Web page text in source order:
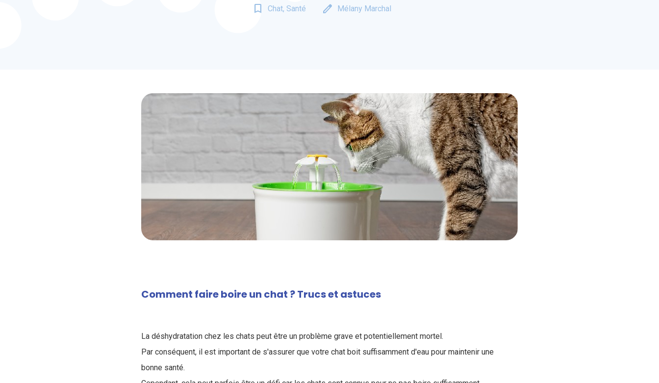
bookmark_border Chat, Santé edit Mélany Marchal
Comment faire boire un chat ? Trucs et astuces
La déshydratation chez les chats peut être un problème grave et potentiellement mortel.
Par conséquent, il est important de s'assurer que votre chat boit suffisamment d'eau pour maintenir une
bonne santé.